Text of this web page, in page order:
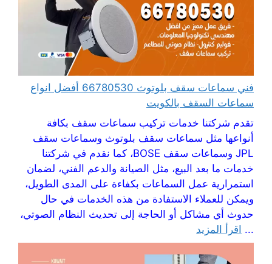
فني سماعات سقف بلوتوث 66780530 أفضل انواع
سماعات السقف بالكويت
تقدم شركتنا خدمات تركيب سماعات سقف بكافة
أنواعها مثل سماعات سقف بلوتوث وسماعات سقف
JPL وسماعات سقف BOSE، كما نقدم في شركتنا
خدمات ما بعد البيع، مثل الصيانة والدعم الفني، لضمان
استمرارية عمل السماعات بكفاءة على المدى الطويل،
ويمكن للعملاء الاستفادة من هذه الخدمات في حال
حدوث أي مشاكل أو الحاجة إلى تحديث النظام الصوتي،
... اقرأ المزيد